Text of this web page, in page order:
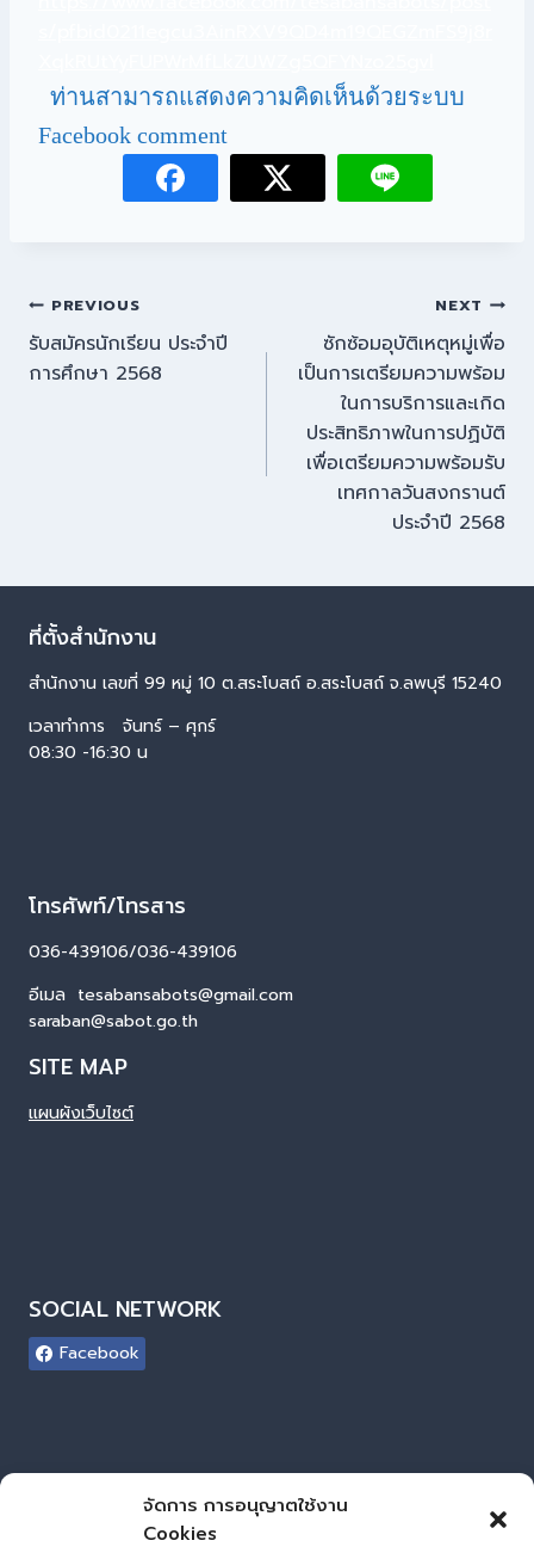
จัดการ การอนุญาตใช้งาน
Cookies
ท่านสามารถแสดงความคิดเห็นด้วยระบบ
Facebook comment
PREVIOUS
รับสมัครนักเรียน ประจำปี
การศึกษา 2568
NEXT
ซักซ้อมอุบัติเหตุหมู่เพื่อ
เป็นการเตรียมความพร้อม
ในการบริการและเกิด
ประสิทธิภาพในการปฏิบัติ
เพื่อเตรียมความพร้อมรับ
เทศกาลวันสงกรานต์
ประจำปี 2568
ที่ตั้งสำนักงาน
สำนักงาน เลขที่ 99 หมู่ 10 ต.สระโบสถ์ อ.สระโบสถ์ จ.ลพบุรี 15240
เวลาทำการ จันทร์ – ศุกร์
08:30 -16:30 น
โทรศัพท์/โทรสาร
036-439106/036-439106
อีเมล tesabansabots@gmail.com
saraban@sabot.go.th
SITE MAP
แผนผังเว็บไซต์
SOCIAL NETWORK
Facebook
ผู้เยี่ยมชมเว็บไซต์
0